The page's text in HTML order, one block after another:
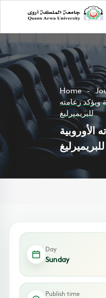
Home
ويؤكد زعامته
للبريميرليغ
الأوروبية
Day
Sunday
Publish time